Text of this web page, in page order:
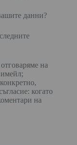
данни?
на
когато
на